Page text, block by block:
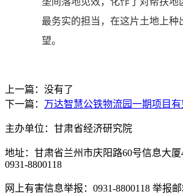
最务实的担当，在这片土地上种
望。
上一篇：没有了
下一篇： 万达智慧公铁物流园一期项目
主办单位：甘肃省经济研究院
地址：甘肃省兰州市庆阳路60号信息大厦
0931-8800118
网上有害信息举报：0931-8800118 举报邮